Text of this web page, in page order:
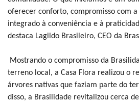
oferecer conforto, compromisso com
integrado à conveniência e à
destaca Lagildo Brasileiro, CEO da
Mostrando o compromisso da
terreno local, a Casa Flora realizou o
árvores nativas que faziam parte do
disso, a Brasilidade revitalizou cerca